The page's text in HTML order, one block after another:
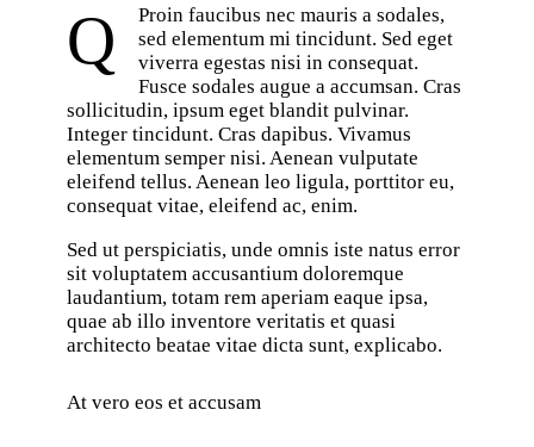
Q
Proin faucibus nec mauris a sodales,
sed elementum mi tincidunt. Sed eget
viverra egestas nisi in consequat.
Fusce sodales augue a accumsan. Cras
sollicitudin, ipsum eget blandit pulvinar.
Integer tincidunt. Cras dapibus. Vivamus
elementum semper nisi. Aenean vulputate
eleifend tellus. Aenean leo ligula, porttitor eu,
consequat vitae, eleifend ac, enim.
Sed ut perspiciatis, unde omnis iste natus error
sit voluptatem accusantium doloremque
laudantium, totam rem aperiam eaque ipsa,
quae ab illo inventore veritatis et quasi
architecto beatae vitae dicta sunt, explicabo.
At vero eos et accusam